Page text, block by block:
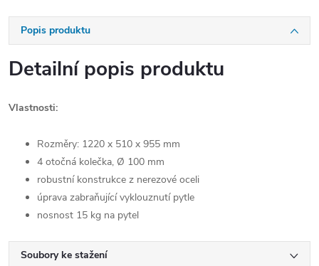
Popis produktu
Detailní popis produktu
Vlastnosti:
Rozměry: 1220 x 510 x 955 mm
4 otočná kolečka, Ø 100 mm
robustní konstrukce z nerezové oceli
úprava zabraňující vyklouznutí pytle
nosnost 15 kg na pytel
Soubory ke stažení